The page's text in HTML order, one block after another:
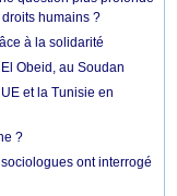
humains ?
à la solidarité
Obeid, au Soudan
et la Tunisie en
?
ont interrogé